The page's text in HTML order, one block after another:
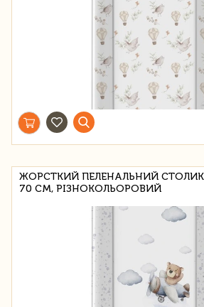
ЖОРСТКИЙ ПЕЛЕНАЛЬНИЙ СТОЛИК
70 СМ, РІЗНОКОЛЬОРОВИЙ